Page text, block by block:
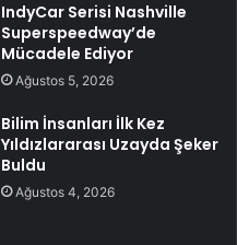
IndyCar Serisi Nashville
Superspeedway’de
Mücadele Ediyor
Ağustos 5, 2026
Bilim İnsanları İlk Kez
Yıldızlararası Uzayda Şeker
Buldu
Ağustos 4, 2026